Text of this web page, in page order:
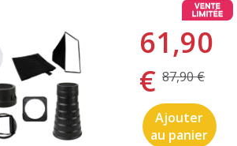
61,90
€ 87,90 €
Ajouter
au panier